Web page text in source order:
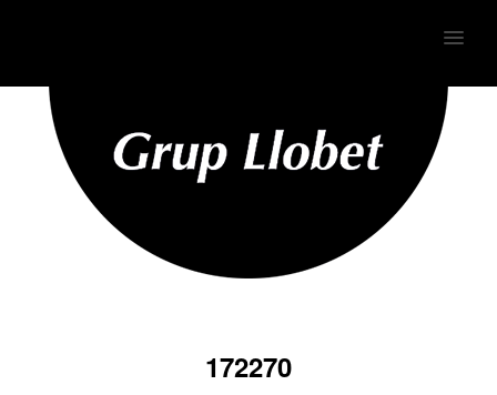
MENU
172270